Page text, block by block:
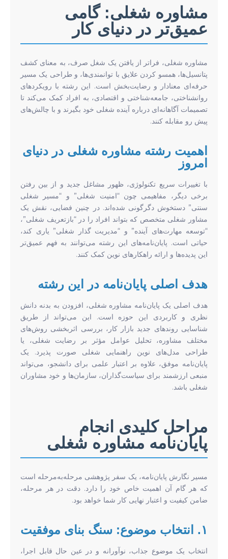
مشاوره شغلی: گامی
عمیق‌تر در دنیای کار
مشاوره شغلی، فراتر از یافتن یک شغل صرف، به معنای کشف
پتانسیل‌ها، همسو کردن علایق با توانمندی‌ها، و طراحی یک مسیر
حرفه‌ای معنادار و رضایت‌بخش است. این رشته با رویکردهای
روانشناختی، جامعه‌شناختی و اقتصادی، به افراد کمک می‌کند تا
تصمیمات آگاهانه‌ای درباره آینده شغلی خود بگیرند و با چالش‌های
پیش رو مقابله کنند.
اهمیت رشته مشاوره شغلی در دنیای
امروز
با تغییرات سریع تکنولوژی، ظهور مشاغل جدید و از بین رفتن
برخی دیگر، مفاهیمی چون “امنیت شغلی” و “مسیر شغلی
سنتی” دستخوش دگرگونی شده‌اند. در چنین فضایی، نقش یک
مشاور شغلی متخصص که بتواند افراد را در “بازتعریف شغلی”،
“توسعه مهارت‌های آینده” و “مدیریت گذار شغلی” یاری کند،
حیاتی است. پایان‌نامه‌های این رشته می‌توانند به فهم عمیق‌تر
این پدیده‌ها و ارائه راهکارهای نوین کمک کنند.
هدف اصلی پایان‌نامه در این رشته
هدف اصلی یک پایان‌نامه مشاوره شغلی، افزودن به بدنه دانش
نظری و کاربردی این حوزه است. این می‌تواند از طریق
شناسایی روندهای جدید بازار کار، بررسی اثربخشی روش‌های
مختلف مشاوره، تحلیل عوامل مؤثر بر رضایت شغلی، یا
طراحی مدل‌های نوین راهنمایی شغلی صورت پذیرد. یک
پایان‌نامه موفق، علاوه بر اعتبار علمی برای دانشجو، می‌تواند
منبعی ارزشمند برای سیاست‌گذاران، سازمان‌ها و خود مشاوران
شغلی باشد.
مراحل کلیدی انجام
پایان‌نامه مشاوره شغلی
مسیر نگارش پایان‌نامه، یک سفر پژوهشی مرحله‌به‌مرحله است
که هر گام آن اهمیت خاص خود را دارد. دقت در هر مرحله،
ضامن کیفیت و اعتبار نهایی کار شما خواهد بود.
۱. انتخاب موضوع: سنگ بنای موفقیت
انتخاب یک موضوع جذاب، نوآورانه و در عین حال قابل اجرا،